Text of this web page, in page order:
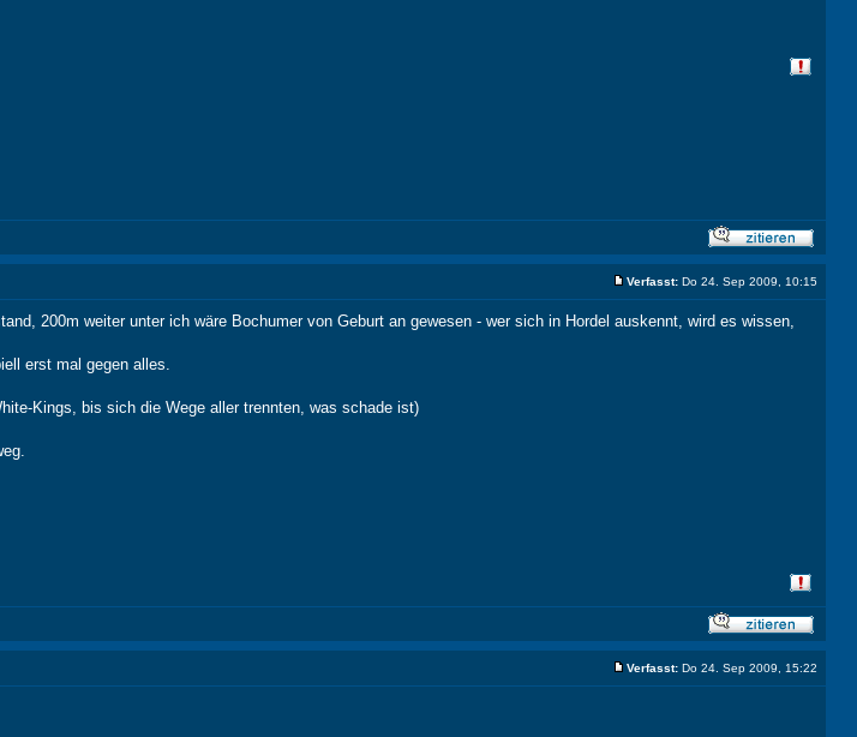
Verfasst: Do 24. Sep 2009, 10:15
200m weiter unter ich wäre Bochumer von Geburt an gewesen - wer sich in Hordel auskennt, wird es wissen,
erst mal gegen alles.
Kings, bis sich die Wege aller trennten, was schade ist)
Verfasst: Do 24. Sep 2009, 15:22